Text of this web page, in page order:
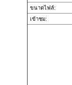
ขนาดไฟล์:
เข้าชม: